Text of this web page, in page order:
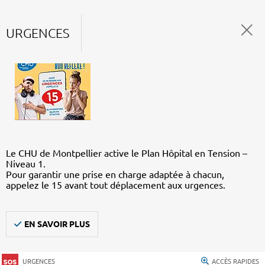
URGENCES
Le CHU de Montpellier active le Plan Hôpital en Tension –
Niveau 1.
Pour garantir une prise en charge adaptée à chacun,
appelez le 15 avant tout déplacement aux urgences.
EN SAVOIR PLUS
URGENCES ACCÈS RAPIDES